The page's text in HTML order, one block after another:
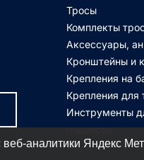
Тросы
Комплекты
Аксессуары,
Кронштейны и
Крепления на
Крепления для
Инструменты
подвесов
веб-аналитики Яндекс